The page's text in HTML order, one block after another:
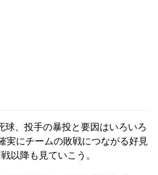
、投手の暴投と要因はいろいろ
実にチームの敗戦につながる好見
以降も見ていこう。